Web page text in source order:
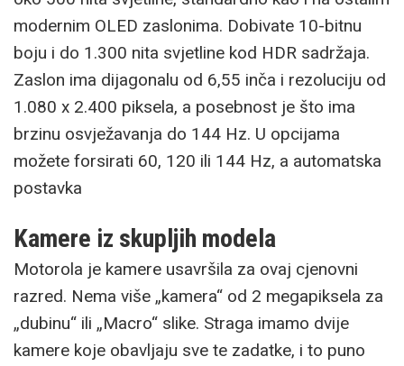
modernim OLED zaslonima. Dobivate 10-bitnu
boju i do 1.300 nita svjetline kod HDR sadržaja.
Zaslon ima dijagonalu od 6,55 inča i rezoluciju od
1.080 x 2.400 piksela, a posebnost je što ima
brzinu osvježavanja do 144 Hz. U opcijama
možete forsirati 60, 120 ili 144 Hz, a automatska
postavka
Kamere iz skupljih modela
Motorola je kamere usavršila za ovaj cjenovni
razred. Nema više „kamera“ od 2 megapiksela za
„dubinu“ ili „Macro“ slike. Straga imamo dvije
kamere koje obavljaju sve te zadatke, i to puno